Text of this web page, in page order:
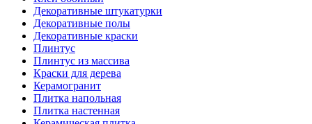
Декоративные штукатурки
Декоративные полы
Декоративные краски
Плинтус
Плинтус из массива
Краски для дерева
Керамогранит
Плитка напольная
Плитка настенная